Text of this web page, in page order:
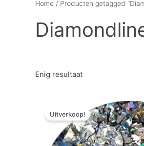
Home / Producten getagged
Enig resultaat
Uitverkoop!
Oorspronkelijke
prijs
was:
€ 7,20.
prijs
is:
€ 3,60.